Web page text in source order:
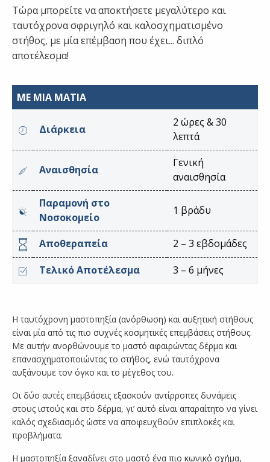
Τώρα μπορείτε να αποκτήσετε μεγαλύτερο και
ταυτόχρονα σφριγηλό και καλοσχηματισμένο
στήθος, με μία επέμβαση που έχει... διπλό
αποτέλεσμα!
ΜΕ ΜΙΑ ΜΑΤΙΑ
Διάρκεια
2 ώρες & 30
λεπτά
Αναισθησία
Γενική
αναισθησία
Παραμονή στο
Νοσοκομείο
1 βράδυ
Αποθεραπεία
2 – 3 εβδομάδες
Τελικό Αποτέλεσμα
3 – 6 μήνες
Η ταυτόχρονη μαστοπηξία (ανόρθωση) και αυξητική στήθους
είναι μία από τις πιο συχνές κοσμητικές επεμβάσεις στήθους.
Με αυτήν ανορθώνουμε το μαστό αφαιρώντας δέρμα και
επανασχηματοποιώντας το στήθος, ενώ ταυτόχρονα
αυξάνουμε τον όγκο και το μέγεθος του.
Οι δύο αυτές επεμβάσεις εξασκούν αντίρροπες δυνάμεις
στους ιστούς και στο δέρμα, γι’ αυτό είναι απαραίτητο να γίνει
καλός σχεδιασμός ώστε να αποφευχθούν επιπλοκές και
προβλήματα.
Η μαστοπηξία ξαναδίνει στο μαστό ένα πιο κωνικό σχήμα,